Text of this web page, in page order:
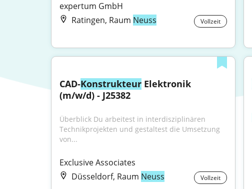
expertum GmbH
Ratingen, Raum Neuss Vollzeit
CAD-Konstrukteur Elektronik
(m/w/d) - J25382
Überblick Du arbeitest in interdisziplinären
Technikprojekten und gestaltest die Umsetzung
von...
Exclusive Associates
Düsseldorf, Raum Neuss Vollzeit